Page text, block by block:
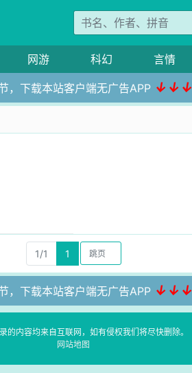
网游 科幻 言情
，下载本站客户端无广告APP ↓↓↓
1/1 1
，下载本站客户端无广告APP ↓↓↓
的内容均来自互联网，如有侵权我们将尽快删除。
网站地图